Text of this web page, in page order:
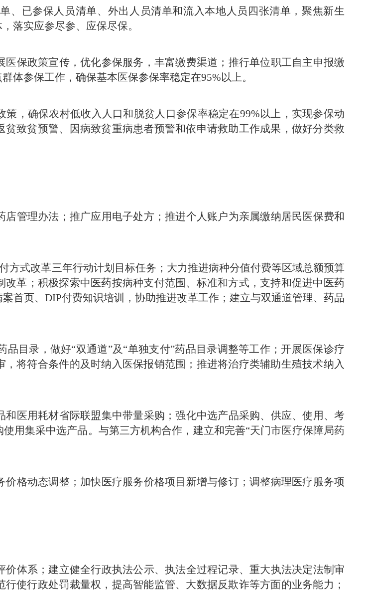
、已参保人员清单、外出人员清单和流入本地人员四张清单，聚焦新生
落实应参尽参、应保尽保。
医保政策宣传，优化参保服务，丰富缴费渠道；推行单位职工自主申报缴
体参保工作，确保基本医保参保率稳定在95%以上。
策，确保农村低收入人口和脱贫人口参保率稳定在99%以上，实现参保动
致贫预警、因病致贫重病患者预警和依申请救助工作成果，做好分类救
店管理办法；推广应用电子处方；推进个人账户为亲属缴纳居民医保费和
方式改革三年行动计划目标任务；大力推进病种分值付费等区域总额预算
改革；积极探索中医药按病种支付范围、标准和方式，支持和促进中医药
首页、DIP付费知识培训，协助推进改革工作；建立与双通道管理、药品
品目录，做好“双通道”及“单独支付”药品目录调整等工作；开展医保诊疗
将符合条件的及时纳入医保报销范围；推进将治疗类辅助生殖技术纳入
和医用耗材省际联盟集中带量采购；强化中选产品采购、供应、使用、考
用集采中选产品。与第三方机构合作，建立和完善“天门市医疗保障局药
价格动态调整；加快医疗服务价格项目新增与修订；调整病理医疗服务项
价体系；建立健全行政执法公示、执法全过程记录、重大执法决定法制审
使行政处罚裁量权，提高智能监管、大数据反欺诈等方面的业务能力；